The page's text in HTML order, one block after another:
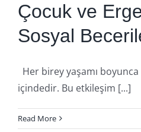
Çocuk ve
Sosyal
Her birey yaşamı
içindedir. Bu etkileşim [...]
Read More